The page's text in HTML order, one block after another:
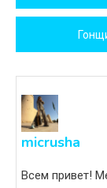
по
micrusha
Всем привет!